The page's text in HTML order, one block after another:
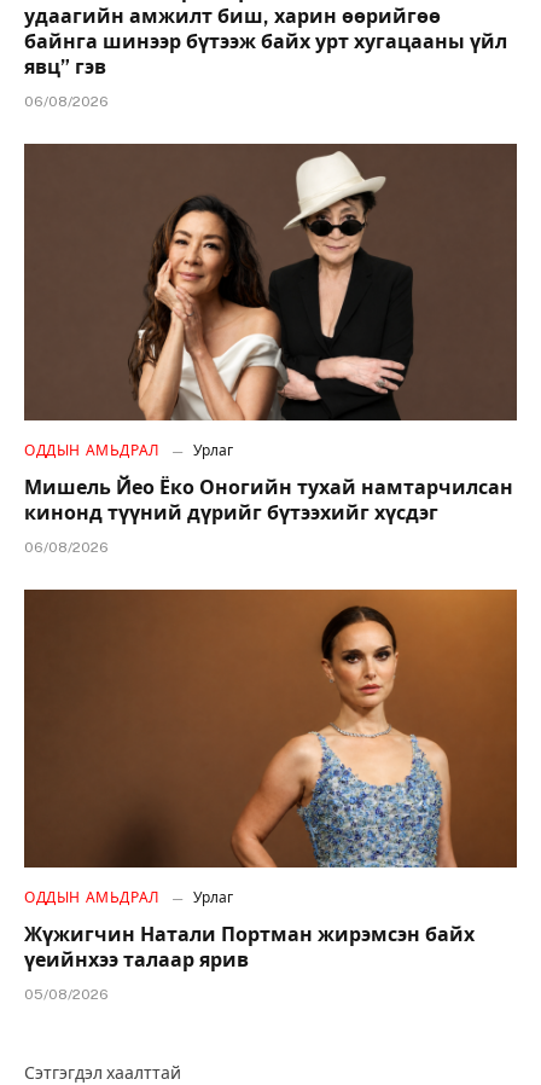
удаагийн амжилт биш, харин өөрийгөө
байнга шинээр бүтээж байх урт хугацааны үйл
явц” гэв
06/08/2026
ОДДЫН АМЬДРАЛ Урлаг
Мишель Йео Ёко Оногийн тухай намтарчилсан
кинонд түүний дүрийг бүтээхийг хүсдэг
06/08/2026
ОДДЫН АМЬДРАЛ Урлаг
Жүжигчин Натали Портман жирэмсэн байх
үеийнхээ талаар ярив
05/08/2026
Сэтгэгдэл хаалттай